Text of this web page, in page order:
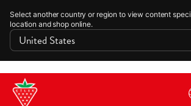
Skip
Select another country or region to view content
location and shop online.